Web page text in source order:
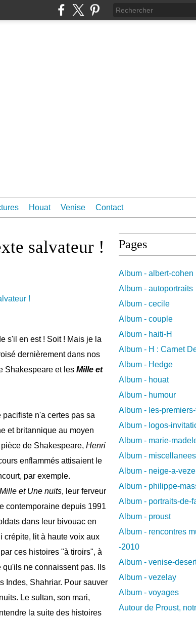
Houat Venise Contact
salvateur !
s'il en est ! Soit ! Mais je la
dernièrement dans nos
Shakespeare et les Mille et
n'a certes pas sa
et britannique au moyen
de Shakespeare, Henri
enflammés attisaient le
par exemple.
Mille et Une nuits, leur ferveur
contemporaine depuis 1991
dans leur bivouac en
crépite, lit à haute voix aux
ces histoires "à tiroirs", à
ne connaissent pas. Ils
Indes, Shahriar. Pour sauver
Le sultan, son mari,
la suite des histoires
Pages
Album - albert-cohen
Album - autoportraits
Album - cecile
Album - couple
Album - haiti-H
Album - H : Carnet
Album - Hedge
Album - houat
Album - humour
Album - les-
Album - logos-
Album - marie-
Album - miscellanees
Album - neige-a-
Album - philippe-
Album - portraits-de-
Album - proust
Album - rencontres
-2010
Album - venise-
Album - vezelay
Album - voyages
Autour de Proust,